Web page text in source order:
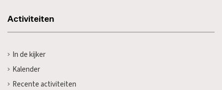
Activiteiten
In de kijker
Kalender
Recente activiteiten